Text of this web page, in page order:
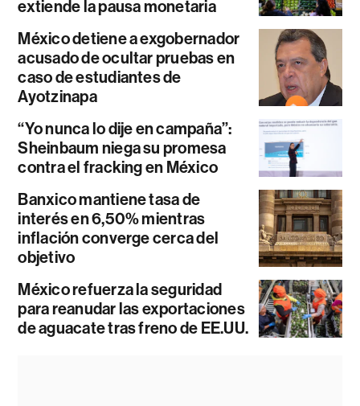
extiende la pausa monetaria
México detiene a exgobernador
acusado de ocultar pruebas en
caso de estudiantes de
Ayotzinapa
“Yo nunca lo dije en campaña”:
Sheinbaum niega su promesa
contra el fracking en México
Banxico mantiene tasa de
interés en 6,50% mientras
inflación converge cerca del
objetivo
México refuerza la seguridad
para reanudar las exportaciones
de aguacate tras freno de EE.UU.